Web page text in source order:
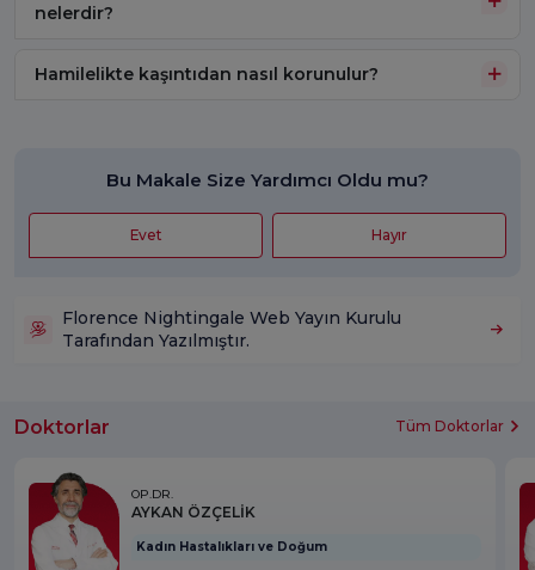
nelerdir?
Hamilelikte kaşıntıdan nasıl korunulur?
Bu Makale Size Yardımcı Oldu mu?
Evet Hayır
Florence Nightingale Web Yayın Kurulu
Tarafından Yazılmıştır.
Doktorlar Tüm Doktorlar
OP.DR.
AYKAN ÖZÇELİK
Kadın Hastalıkları ve Doğum